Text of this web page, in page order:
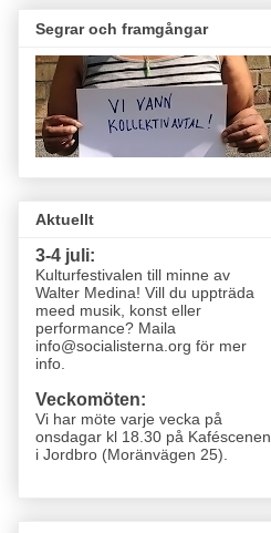
Segrar och framgångar
Aktuellt
3-4 juli:
Kulturfestivalen till minne av
Walter Medina! Vill du uppträda
meed musik, konst eller
performance? Maila
info@socialisterna.org för mer
info.
Veckomöten:
Vi har möte varje vecka på
onsdagar kl 18.30 på Kaféscenen
i Jordbro (Moränvägen 25)